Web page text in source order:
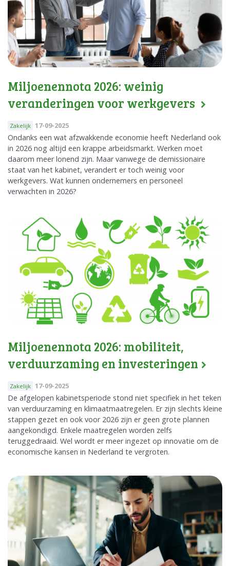
Miljoenennota 2026: weinig
veranderingen voor werkgevers
Zakelijk 17-09-2025
Ondanks een wat afzwakkende economie heeft Nederland ook
in 2026 nog altijd een krappe arbeidsmarkt. Werken moet
daarom meer lonend zijn. Maar vanwege de demissionaire
staat van het kabinet, verandert er toch weinig voor
werkgevers. Wat kunnen ondernemers en personeel
verwachten in 2026?
Miljoenennota 2026: mobiliteit,
verduurzaming en investeringen
Zakelijk 17-09-2025
De afgelopen kabinetsperiode stond niet specifiek in het teken
van verduurzaming en klimaatmaatregelen. Er zijn slechts kleine
stappen gezet en ook voor 2026 zijn er geen grote plannen
aangekondigd. Enkele maatregelen worden zelfs
teruggedraaid. Wel wordt er meer ingezet op innovatie om de
economische kansen in Nederland te vergroten.